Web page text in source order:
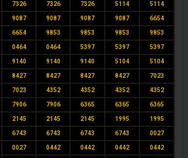
7326 7326 7326 5114 5114
9087 9087 9087 9087 6654
6654 9853 9853 9853 9853
0464 0464 5397 5397 5397
9140 9140 9140 5104 5104
8427 8427 8427 8427 7023
7023 4352 4352 4352 4352
7906 7906 6365 6365 6365
2145 2145 2145 1995 1995
6743 6743 6743 6743 0027
0027 0442 0442 0442 0442